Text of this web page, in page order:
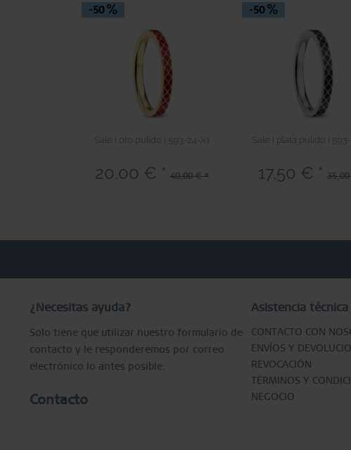
-50
Sale | oro pulido | 593-24-X1
20,00 € * 40,00 € *
-50
Sale | plata pulido | 593-
17,50 € *
¿Necesitas ayuda?
Solo tiene que utilizar nuestro formulario de
contacto y le responderemos por correo
electrónico lo antes posible.
Contacto
Asistencia
CONTACTO CON
ENVÍOS Y
REVOCACIÓN
TÉRMINOS Y
NEGOCIO